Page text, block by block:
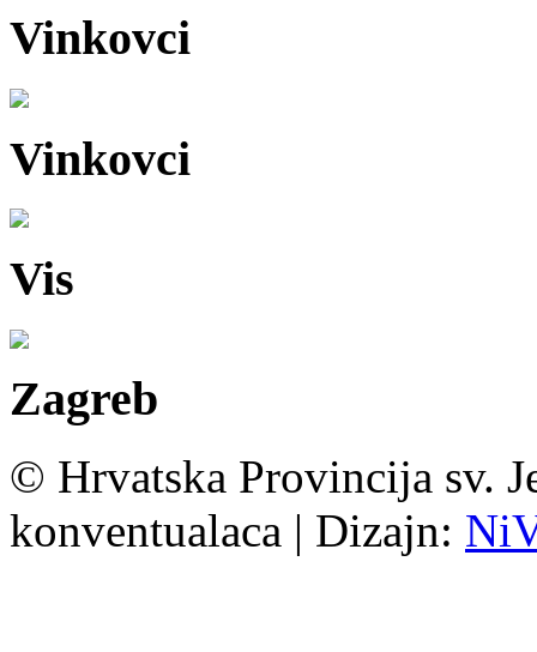
Vinkovci
Vinkovci
Vis
Zagreb
© Hrvatska Provincija sv.
konventualaca | Dizajn: